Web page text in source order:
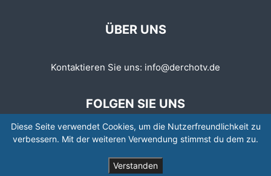
ÜBER UNS
Kontaktieren Sie uns: info@derchotv.de
FOLGEN SIE UNS
Diese Seite verwendet Cookies, um die Nutzerfreundlichkeit zu
verbessern. Mit der weiteren Verwendung stimmst du dem zu.
Verstanden